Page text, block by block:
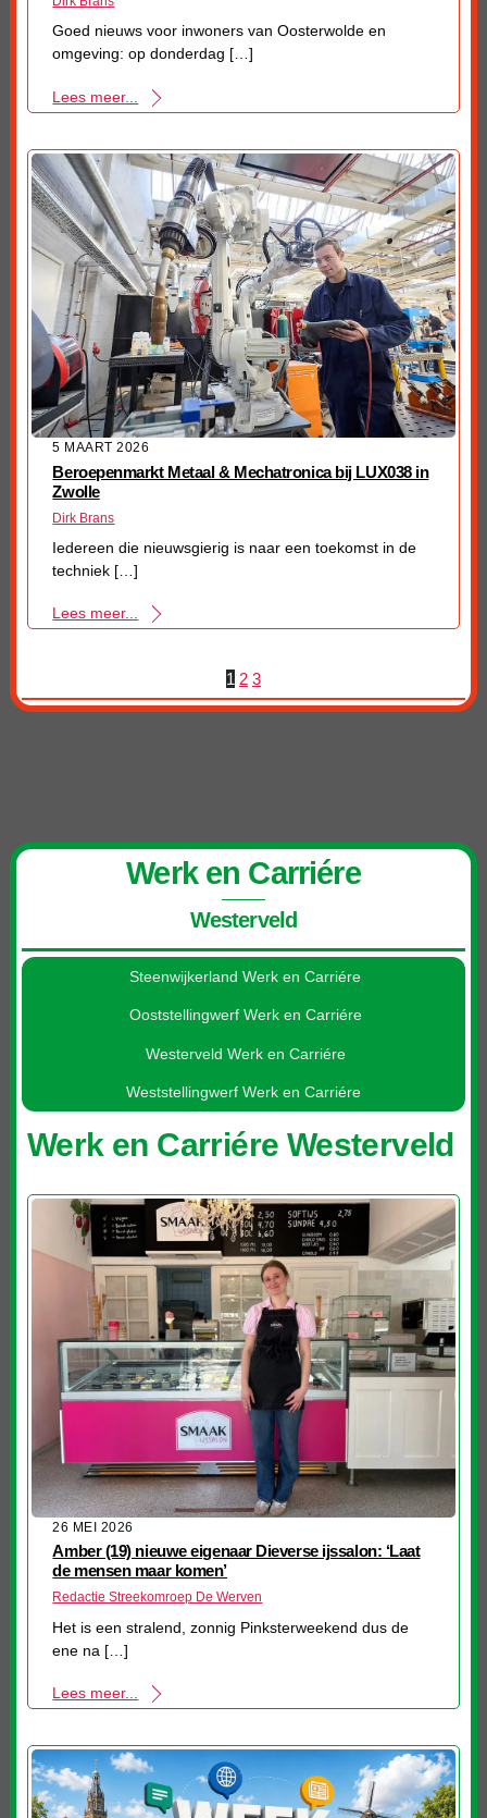
Goed nieuws voor inwoners van Oosterwolde en
omgeving: op donderdag […]
Lees meer...
5 MAART 2026
Beroepenmarkt Metaal & Mechatronica bij LUX038 in
Zwolle
Dirk Brans
Iedereen die nieuwsgierig is naar een toekomst in de
techniek […]
Lees meer...
1 2 3
Werk en Carriére
Westerveld
Steenwijkerland Werk en Carriére
Ooststellingwerf Werk en Carriére
Westerveld Werk en Carriére
Weststellingwerf Werk en Carriére
Werk en Carriére Westerveld
26 MEI 2026
Amber (19) nieuwe eigenaar Dieverse ijssalon: ‘Laat
de mensen maar komen’
Redactie Streekomroep De Werven
Het is een stralend, zonnig Pinksterweekend dus de
ene na […]
Lees meer...